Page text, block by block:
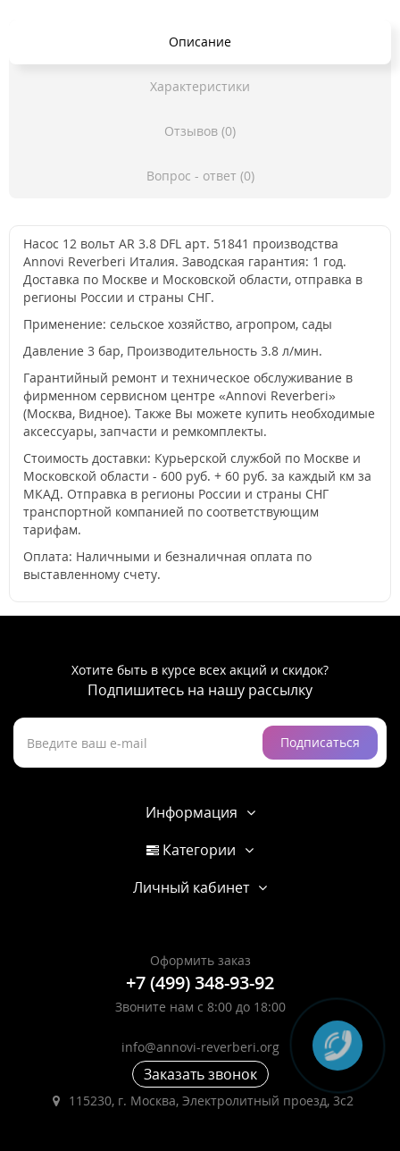
Описание
Характеристики
Отзывов (0)
Вопрос - ответ (0)
Насос 12 вольт AR 3.8 DFL арт. 51841 производства
Annovi Reverberi Италия. Заводская гарантия: 1 год.
Доставка по Москве и Московской области, отправка в
регионы России и страны СНГ.
Применение: сельское хозяйство, агропром, сады
Давление 3 бар, Производительность 3.8 л/мин.
Гарантийный ремонт и техническое обслуживание в
фирменном сервисном центре «Annovi Reverberi»
(Москва, Видное). Также Вы можете купить необходимые
аксессуары, запчасти и ремкомплекты.
Стоимость доставки: Курьерской службой по Москве и
Московской области - 600 руб. + 60 руб. за каждый км за
МКАД. Отправка в регионы России и страны СНГ
транспортной компанией по соответствующим
тарифам.
Оплата: Наличными и безналичная оплата по
выставленному счету.
Хотите быть в курсе всех акций и скидок?
Подпишитесь на нашу рассылку
Подписаться
Информация
Категории
Личный кабинет
Оформить заказ
+7 (499) 348-93-92
Звоните нам с 8:00 до 18:00
info@annovi-reverberi.org
Заказать звонок
115230, г. Москва, Электролитный проезд, 3с2